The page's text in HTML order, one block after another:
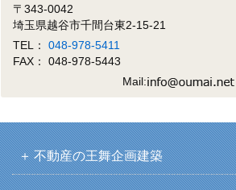
〒343-0042
埼玉県越谷市千間台東2-15-21
TEL：048-978-5411
FAX： 048-978-5443
Mail:
不動産の王舞企画建築